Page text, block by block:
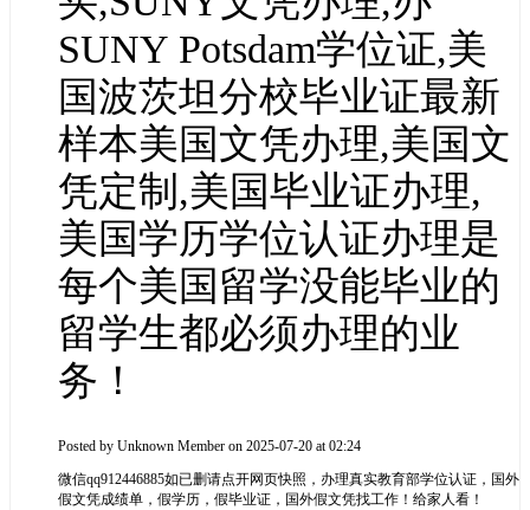
SUNY Potsdam学位证,美
国波茨坦分校毕业证最新
样本美国文凭办理,美国文
凭定制,美国毕业证办理,
美国学历学位认证办理是
每个美国留学没能毕业的
留学生都必须办理的业
务！
Posted by Unknown Member on 2025-07-20 at 02:24
微信qq912446885如已删请点开网页快照，办理真实教育部学位认证，国外
假文凭成绩单，假学历，假毕业证，国外假文凭找工作！给家人看！